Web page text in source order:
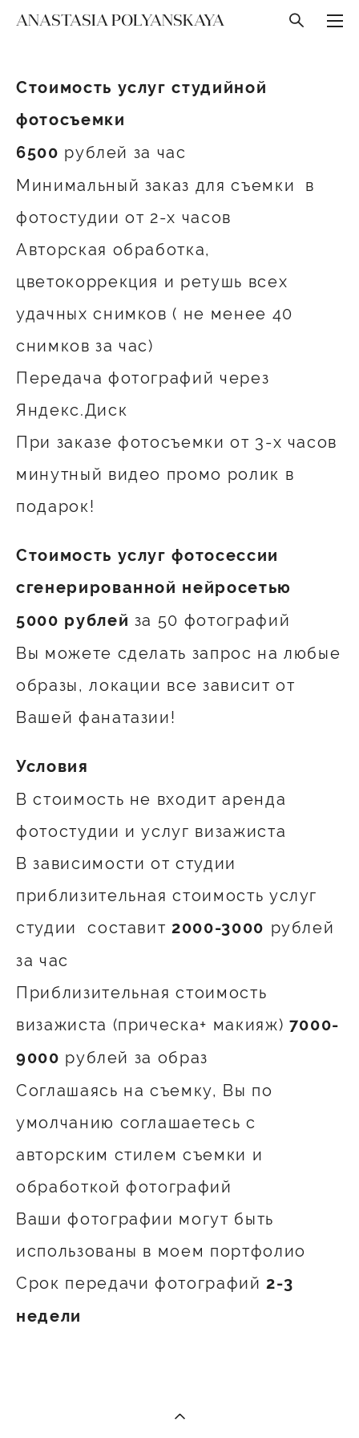
ANASTASIA POLYANSKAYA
Стоимость услуг студийной
фотосъемки
6500 рублей за час
Минимальный заказ для съемки в
фотостудии от 2-х часов
Авторская обработка,
цветокоррекция и ретушь всех
удачных снимков ( не менее 40
снимков за час)
Передача фотографий через
Яндекс.Диск
При заказе фотосъемки от 3-х часов
минутный видео промо ролик в
подарок!
Стоимость услуг фотосессии
сгенерированной нейросетью
5000 рублей за 50 фотографий
Вы можете сделать запрос на любые
образы, локации все зависит от
Вашей фанатазии!
Условия
В стоимость не входит аренда
фотостудии и услуг визажиста
В зависимости от студии
приблизительная стоимость услуг
студии составит2000-3000 рублей
за час
Приблизительная стоимость
визажиста (прическа+ макияж) 7000-
9000 рублей за образ
Соглашаясь на съемку, Вы по
умолчанию соглашаетесь с
авторским стилем съемки и
обработкой фотографий
Ваши фотографии могут быть
использованы в моем портфолио
Срок передачи фотографий2-3
недели